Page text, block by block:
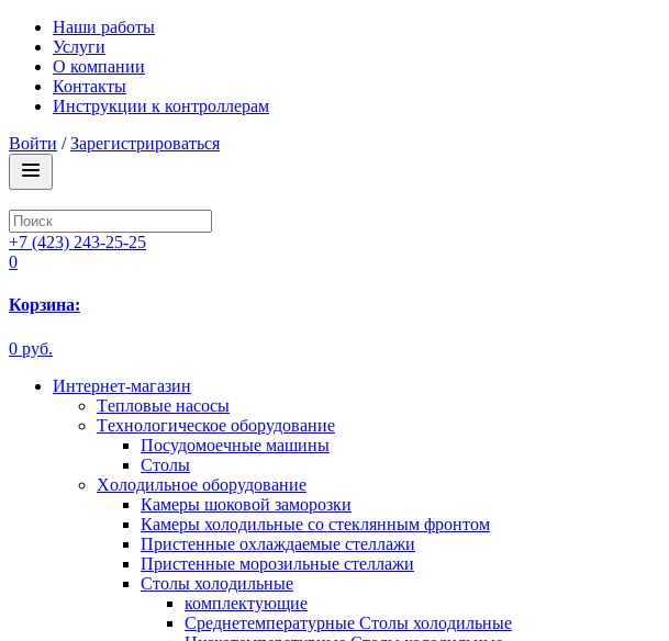
Наши работы
Услуги
О компании
Контакты
Инструкции к контроллерам
Войти /Зарегистрироваться
+7 (423) 243-25-25
0
Корзина:
0 руб.
Интернет-магазин
Tепловые насосы
Tехнологическое оборудование
Посудомоечные машины
Столы
Xолодильное оборудование
Камеры шоковой заморозки
Камеры холодильные со стеклянным фронтом
Пристенные охлаждаемые стеллажи
Пристенные морозильные стеллажи
Столы холодильные
комплектующие
Среднетемпературные Столы холодильные